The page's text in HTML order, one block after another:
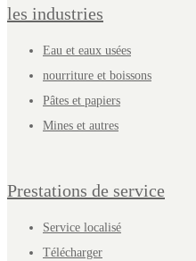
les industries
Eau et eaux usées
nourriture et boissons
Pâtes et papiers
Mines et autres
Prestations de service
Service localisé
Télécharger